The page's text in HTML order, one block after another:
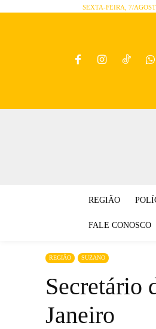
SEXTA-FEIRA, 7/
REGIÃO
FALE CONOSCO
REGIÃO SUZANO
Secretário
Janeiro